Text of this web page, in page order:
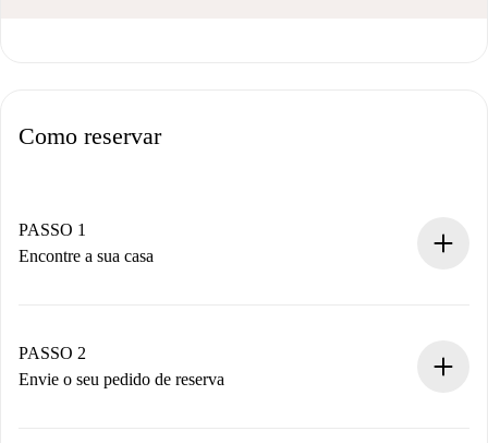
Como reservar
PASSO 1
Encontre a sua casa
Você tem todas as informações necessárias
antecipadamente.
PASSO 2
Envie o seu pedido de reserva